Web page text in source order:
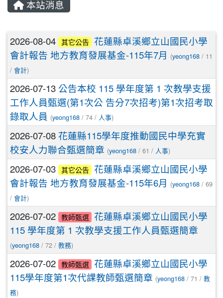
本站消息
文章列表
2026-08-04 其它公告 花蓮縣卓溪鄉立山國民小學
會計報告 地方教育發展基金-115年7月 (yeong168 / 11
/ 會計)
2026-07-13 公告本校 115 學年度第 1 次教學支援
工作人員甄選(第1次公 告分7次招考)第1次招考取
錄取人員 (yeong168 / 74 / 人事)
2026-07-08花蓮縣115學年度推動國民中學充實
校安人力聯合甄選簡章 (yeong168 / 61 / 人事)
2026-07-03 其它公告 花蓮縣卓溪鄉立山國民小學
會計報告 地方教育發展基金-115年6月 (yeong168 / 69
/ 會計)
2026-07-02 教師甄選 花蓮縣卓溪鄉立山國民小學
115 學年度第 1 次教學支援工作人員甄選簡章
(yeong168 / 72 / 教務)
2026-07-02 教師甄選 花蓮縣卓溪鄉立山國民小學
115學年度第1次代課教師甄選簡章 (yeong168 / 71 / 教
務)